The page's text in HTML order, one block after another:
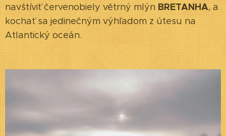
navštíviť červenobiely větrný mlýn BRETANHA, a
kochať sa jedinečným výhľadom z útesu na
Atlantický oceán.